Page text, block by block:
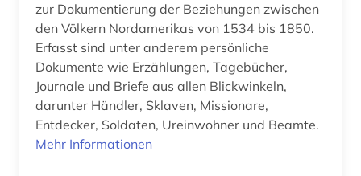
zur Dokumentierung der Beziehungen zwischen
den Völkern Nordamerikas von 1534 bis 1850.
Erfasst sind unter anderem persönliche
Dokumente wie Erzählungen, Tagebücher,
Journale und Briefe aus allen Blickwinkeln,
darunter Händler, Sklaven, Missionare,
Entdecker, Soldaten, Ureinwohner und Beamte.
Mehr Informationen